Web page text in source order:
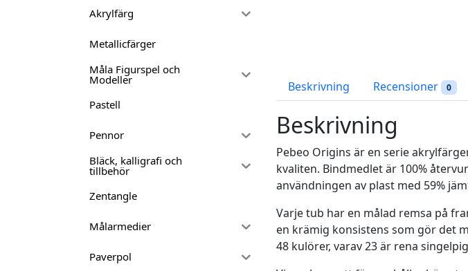
Akrylfärg
Metallicfärger
Måla Figurspel och
Modeller
Pastell
Pennor
Bläck, kalligrafi och
tillbehör
Zentangle
Målarmedier
Paverpol
Beskrivning Recensioner 0
Beskrivning
Pebeo Origins är en serie
kvaliten. Bindmedlet är 100%
användningen av plast med 59%
Varje tub har en målad remsa på
en krämig konsistens som gör det
48 kulörer, varav 23 är rena